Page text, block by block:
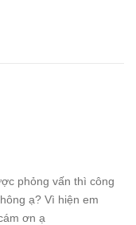
phỏng vấn thì công
ạ? Vì hiện em
ơn ạ